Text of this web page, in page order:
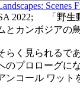
Scenes
2022;
「野生
とカンボジアの
らく見られるで
のプロローグに
ンコール ワット